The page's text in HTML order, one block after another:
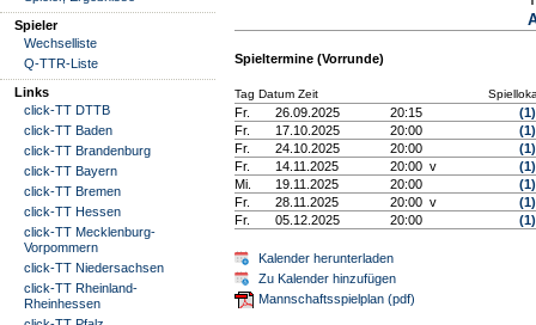
Spieler
Wechselliste
Q-TTR-Liste
Links
click-TT DTTB
click-TT Baden
click-TT Brandenburg
click-TT Bayern
click-TT Bremen
click-TT Hessen
click-TT Mecklenburg-
Vorpommern
click-TT Niedersachsen
click-TT Rheinland-
Rheinhessen
Spieltermine (Vorrunde)
Tag Datum Zeit
Fr. 26.09.2025 20:15
(1)
Fr.
17.10.2025 20:00
(1)
Fr.
24.10.2025 20:00
(1)
Fr.
14.11.2025 20:00 v
(1)
Mi.
19.11.2025 20:00
(1)
Fr.
28.11.2025 20:00 v
(1)
Fr.
05.12.2025 20:00 (1)
Kalender herunterladen
Zu Kalender hinzufügen
Mannschaftsspielplan (pdf)